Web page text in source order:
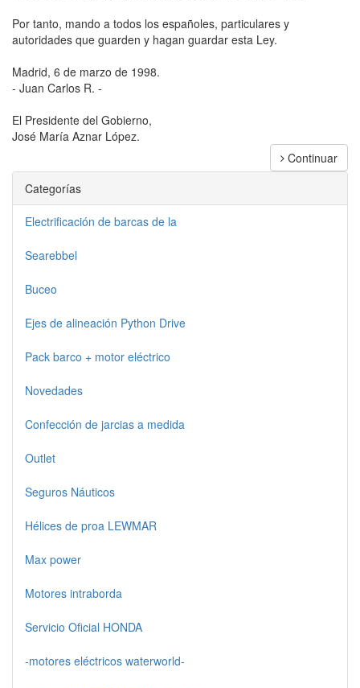
Por tanto, mando a todos los españoles, particulares y
autoridades que guarden y hagan guardar esta Ley.
Madrid, 6 de marzo de 1998.
- Juan Carlos R. -
El Presidente del Gobierno,
José María Aznar López.
Continuar
Categorías
Electrificación de barcas de la
Searebbel
Buceo
Ejes de alineación Python Drive
Pack barco + motor eléctrico
Novedades
Confección de jarcias a medida
Outlet
Seguros Náuticos
Hélices de proa LEWMAR
Max power
Motores intraborda
Servicio Oficial HONDA
-motores eléctricos waterworld-